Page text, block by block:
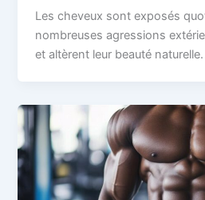
Les cheveux sont exposés
nombreuses agressions
et altèrent leur beauté